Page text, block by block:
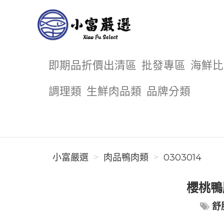
即期品折價出清區 批發專區 海鮮
調理類 生鮮肉品類 品牌分類
小富嚴選 肉品鴨肉類 0303014
櫻桃
舒